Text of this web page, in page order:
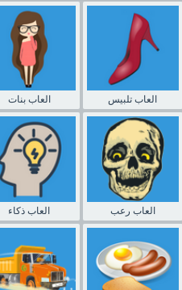
العاب بنات العاب تلبيس
العاب ذكاء العاب رعب